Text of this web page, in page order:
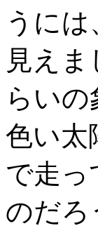
うに
見え
らい
色い太
で走っ
のだ